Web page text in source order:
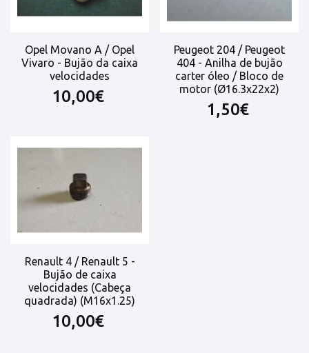
Opel Movano A / Opel
Vivaro - Bujão da caixa
velocidades
10,00€
Peugeot 204 / Peugeot
404 - Anilha de bujão
carter óleo / Bloco de
motor (Ø16.3x22x2)
1,50€
Renault 4 / Renault 5 -
Bujão de caixa
velocidades (Cabeça
quadrada) (M16x1.25)
10,00€